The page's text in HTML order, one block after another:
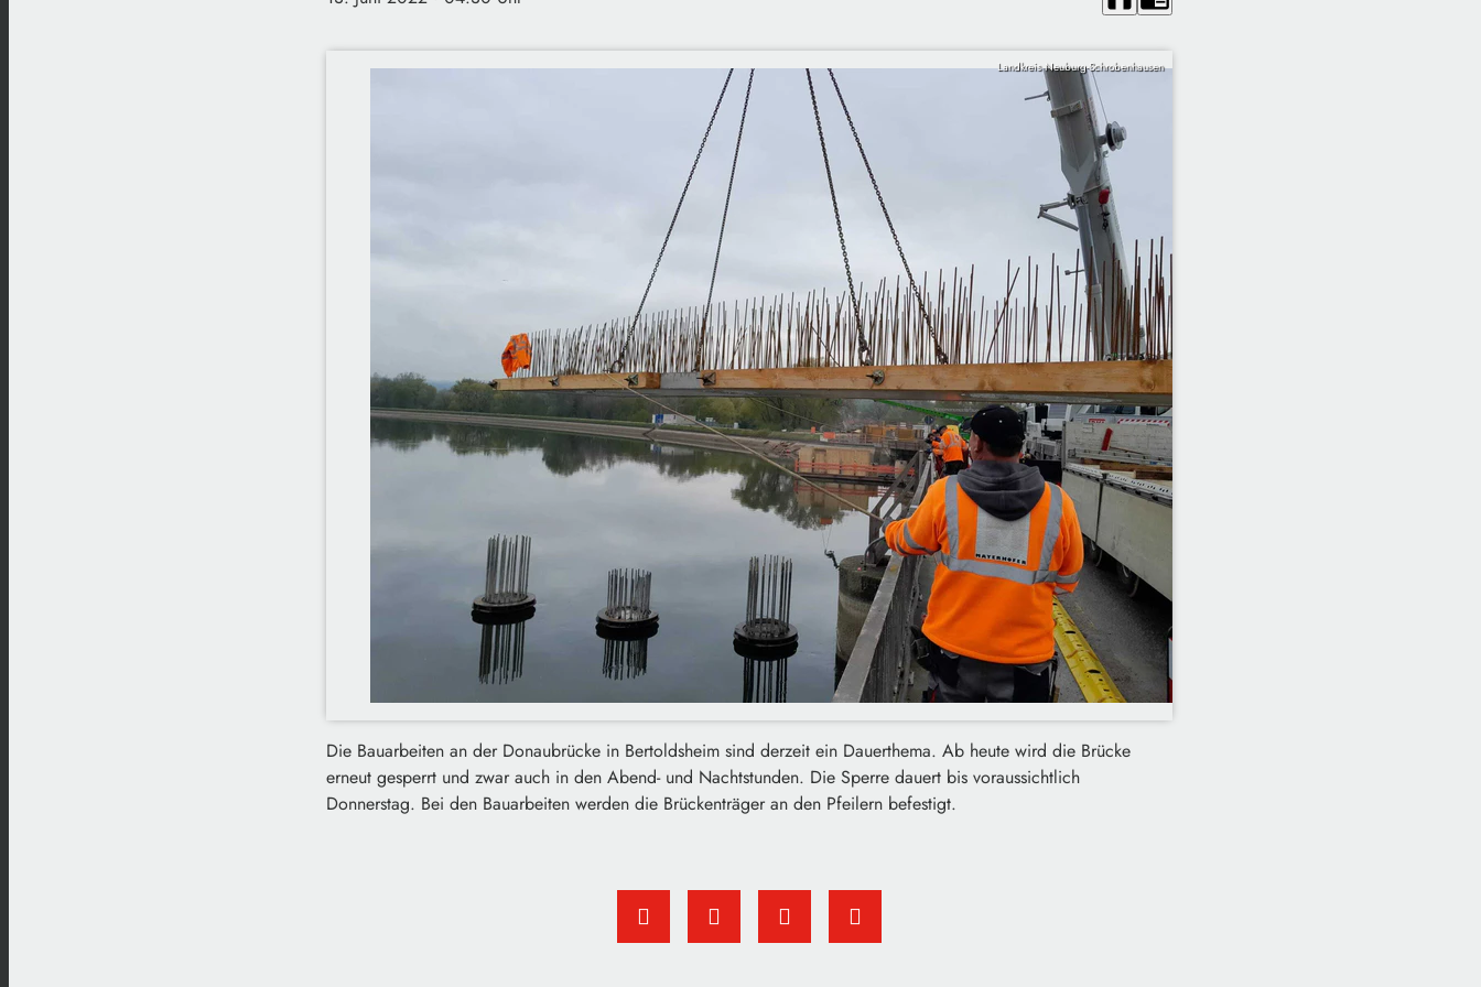
Landkreis Neuburg-Schrobenhausen
Die Bauarbeiten an der Donaubrücke in Bertoldsheim sind derzeit ein Dauerthema. Ab heute wird die Brücke
erneut gesperrt und zwar auch in den Abend- und Nachtstunden. Die Sperre dauert bis voraussichtlich
Donnerstag. Bei den Bauarbeiten werden die Brückenträger an den Pfeilern befestigt.